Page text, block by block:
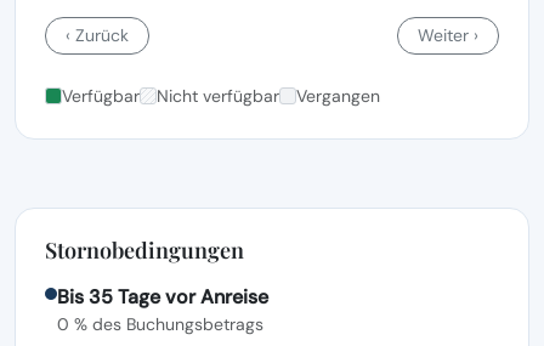
‹ Zurück Weiter ›
Verfügbar Nicht verfügbar Vergangen
Stornobedingungen
Bis 35 Tage vor Anreise
0 % des Buchungsbetrags